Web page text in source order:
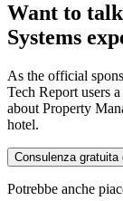
Want to
Systems
As the official
Tech Report users
about Property
hotel.
Consulenza gratuita
Potrebbe anche